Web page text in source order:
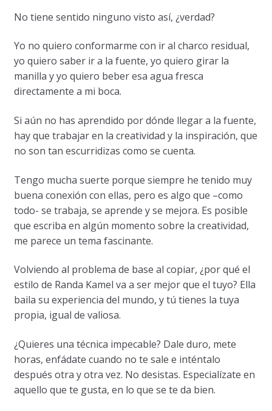
No tiene sentido ninguno visto así, ¿verdad?
Yo no quiero conformarme con ir al charco residual,
yo quiero saber ir a la fuente, yo quiero girar la
manilla y yo quiero beber esa agua fresca
directamente a mi boca.
Si aún no has aprendido por dónde llegar a la fuente,
hay que trabajar en la creatividad y la inspiración, que
no son tan escurridizas como se cuenta.
Tengo mucha suerte porque siempre he tenido muy
buena conexión con ellas, pero es algo que –como
todo- se trabaja, se aprende y se mejora. Es posible
que escriba en algún momento sobre la creatividad,
me parece un tema fascinante.
Volviendo al problema de base al copiar, ¿por qué el
estilo de Randa Kamel va a ser mejor que el tuyo? Ella
baila su experiencia del mundo, y tú tienes la tuya
propia, igual de valiosa.
¿Quieres una técnica impecable? Dale duro, mete
horas, enfádate cuando no te sale e inténtalo
después otra y otra vez. No desistas. Especialízate en
aquello que te gusta, en lo que se te da bien.